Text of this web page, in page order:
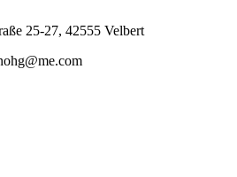
25-27, 42555 Velbert